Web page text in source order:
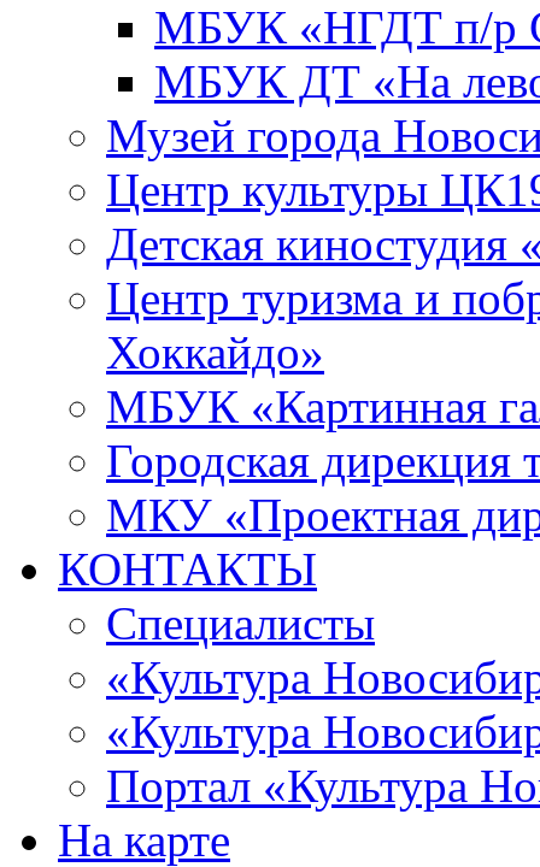
МБУК «НГДТ п/р
МБУК ДТ «На
Музей города
Центр культуры
Детская киностудия
Центр туризма и
Хоккайдо»
МБУК «Картинная
Городская дирекция
МКУ «Проектная
КОНТАКТЫ
Специалисты
«Культура
«Культура
Портал «Культура
На карте